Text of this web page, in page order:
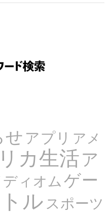
せアプリ アメ
カ生活ア
ディオムゲー
ル スポーツ